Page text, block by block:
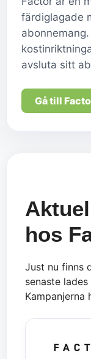
färdiglagade
avsluta sitt
Gå till
hos
Just nu finns
senaste
Kampanjerna